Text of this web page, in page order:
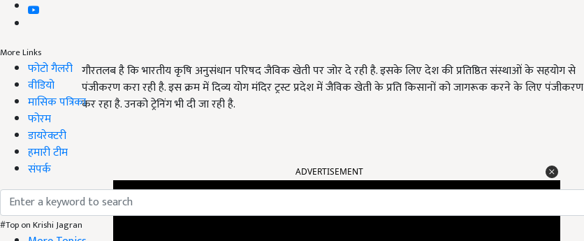
More Links
फोटो गैलरी
वीडियो
मासिक पत्रिका
फोरम
डायरेक्टरी
हमारी टीम
संपर्क
#Top on Krishi Jagran
गौरतलब है कि भारतीय कृषि अनुसंधान परिषद जैविक खेती पर जोर दे रही है. इसके लिए देश की प्रतिष्ठित संस्थाओं के सहयोग से
पंजीकरण करा रही है. इस क्रम में दिव्य योग मंदिर ट्रस्ट प्रदेश में जैविक खेती के प्रति किसानों को जागरूक करने के लिए पंजीकरण
कर रहा है. उनको ट्रेनिंग भी दी जा रही है.